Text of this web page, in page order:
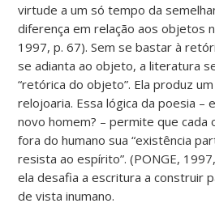
virtude a um só tempo da
diferença em relação aos objetos
1997, p. 67). Sem se bastar à
se adianta ao objeto, a literatura
“retórica do objeto”. Ela produz
relojoaria. Essa lógica da poesia –
novo homem? – permite que cada
fora do humano sua “existência
resista ao espírito”. (PONGE,
ela desafia a escritura a construir
de vista inumano.